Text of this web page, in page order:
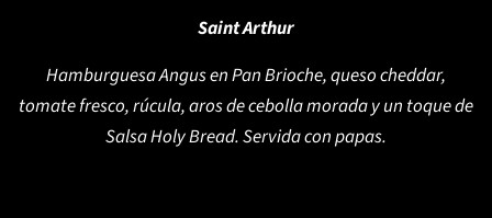
Saint Arthur
Hamburguesa Angus en Pan Brioche, queso cheddar,
tomate fresco, rúcula, aros de cebolla morada y un toque de
Salsa Holy Bread. Servida con papas.